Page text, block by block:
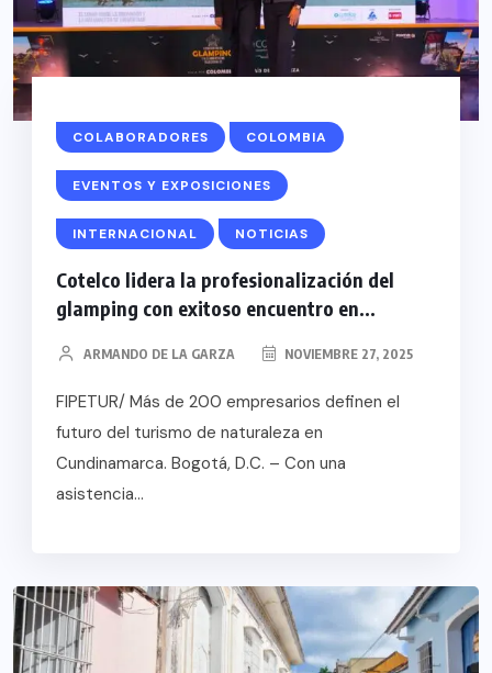
COLABORADORES COLOMBIA
EVENTOS Y EXPOSICIONES
INTERNACIONAL NOTICIAS
Cotelco lidera la profesionalización del
glamping con exitoso encuentro en...
ARMANDO DE LA GARZA NOVIEMBRE 27, 2025
FIPETUR/ Más de 200 empresarios definen el
futuro del turismo de naturaleza en
Cundinamarca. Bogotá, D.C. – Con una
asistencia...